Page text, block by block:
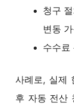
청구
변동
수수료
사례로, 실제
후 자동 전산